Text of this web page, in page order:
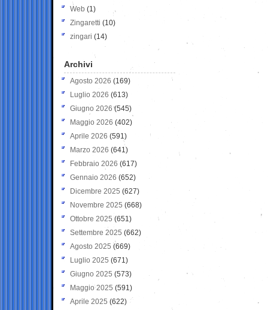
Web (1)
Zingaretti (10)
zingari (14)
Archivi
Agosto 2026 (169)
Luglio 2026 (613)
Giugno 2026 (545)
Maggio 2026 (402)
Aprile 2026 (591)
Marzo 2026 (641)
Febbraio 2026 (617)
Gennaio 2026 (652)
Dicembre 2025 (627)
Novembre 2025 (668)
Ottobre 2025 (651)
Settembre 2025 (662)
Agosto 2025 (669)
Luglio 2025 (671)
Giugno 2025 (573)
Maggio 2025 (591)
Aprile 2025 (622)